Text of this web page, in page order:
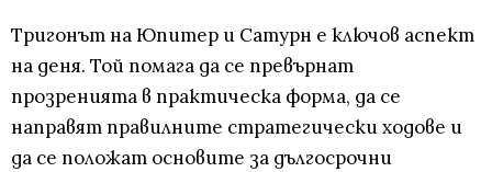
Тригонът на Юпитер и Сатурн е ключов аспект
на деня. Той помага да се превърнат
прозренията в практическа форма, да се
направят правилните стратегически ходове и
да се положат основите за дългосрочни